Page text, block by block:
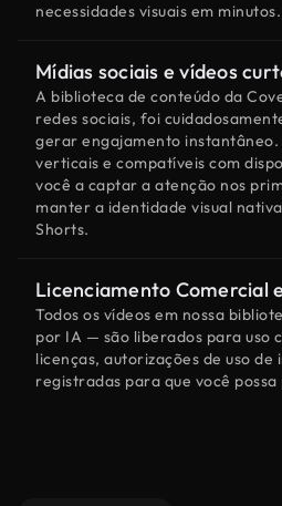
necessidades visuais em minutos.
Mídias sociais e vídeos
A biblioteca de conteúdo da
redes sociais, foi
gerar engajamento instantâneo.
verticais e compatíveis com
você a captar a atenção nos
manter a identidade visual
Shorts.
Licenciamento Comercial
Todos os vídeos em nossa
por IA — são liberados para uso
licenças, autorizações de uso de
registradas para que você